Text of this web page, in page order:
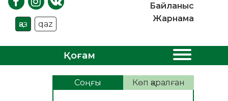
қаз qaz
Байланыс
Жарнама
Қоғам
Соңғы Көп қаралған